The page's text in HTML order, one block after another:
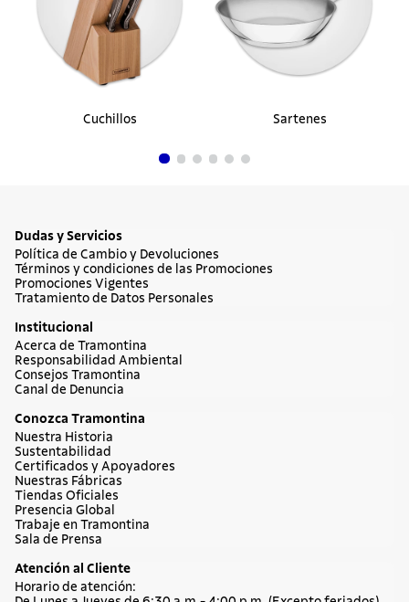
Cuchillos Sartenes
Dudas y Servicios
Política de Cambio y Devoluciones
Términos y condiciones de las Promociones
Promociones Vigentes
Tratamiento de Datos Personales
Institucional
Acerca de Tramontina
Responsabilidad Ambiental
Consejos Tramontina
Canal de Denuncia
Conozca Tramontina
Nuestra Historia
Sustentabilidad
Certificados y Apoyadores
Nuestras Fábricas
Tiendas Oficiales
Presencia Global
Trabaje en Tramontina
Sala de Prensa
Atención al Cliente
Horario de atención: